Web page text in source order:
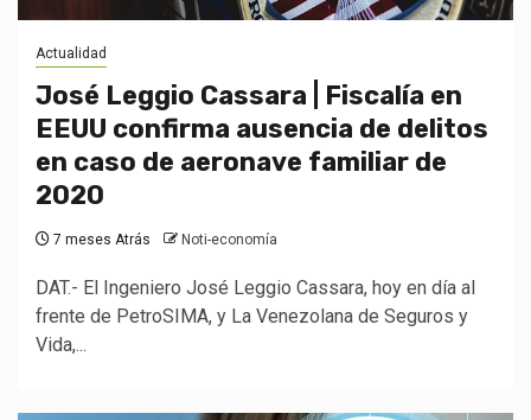
Actualidad
José Leggio Cassara | Fiscalía en
EEUU confirma ausencia de delitos
en caso de aeronave familiar de
2020
7 meses Atrás Noti-economía
DAT.- El Ingeniero José Leggio Cassara, hoy en día al
frente de PetroSIMA, y La Venezolana de Seguros y
Vida,...